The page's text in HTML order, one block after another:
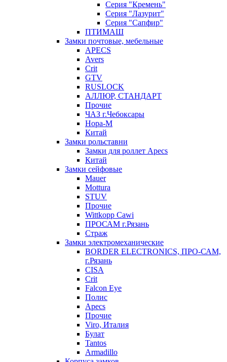
Серия "Кремень"
Серия "Лазурит"
Серия "Сапфир"
ПТИМАШ
Замки почтовые, мебельные
APECS
Avers
Crit
GTV
RUSLOCK
АЛЛЮР, СТАНДАРТ
Прочие
ЧАЗ г.Чебоксары
Нора-М
Китай
Замки рольставни
Замки для роллет Apecs
Китай
Замки сейфовые
Mauer
Mottura
STUV
Прочие
Wittkopp Cawi
ПРОСАМ г.Рязань
Страж
Замки электромеханические
BORDER ELECTRONICS, ПРО-САМ,
г.Рязань
CISA
Crit
Falcon Eye
Полис
Apecs
Прочие
Viro, Италия
Булат
Tantos
Armadillo